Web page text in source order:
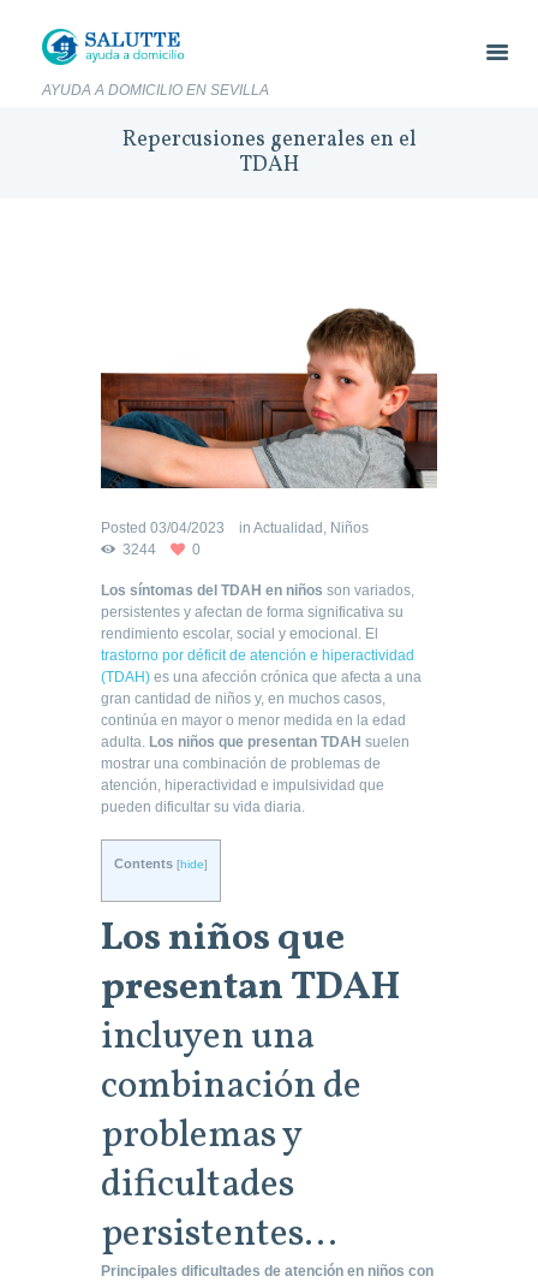
AYUDA A DOMICILIO EN SEVILLA
Repercusiones generales en el
TDAH
Posted 03/04/2023 in Actualidad Niños
3244
0
Los síntomas del TDAH en niños son variados,
persistentes y afectan de forma significativa su
rendimiento escolar, social y emocional. El
trastorno por déficit de atención e hiperactividad
(TDAH) es una afección crónica que afecta a una
gran cantidad de niños y, en muchos casos,
continúa en mayor o menor medida en la edad
adulta. Los niños que presentan TDAH suelen
mostrar una combinación de problemas de
atención, hiperactividad e impulsividad que
pueden dificultar su vida diaria.
Contents [hide]
Los niños que
presentanTDAH
incluyen una
combinación de
problemas y
dificultades
persistentes…
Principales dificultades de atención en niños con